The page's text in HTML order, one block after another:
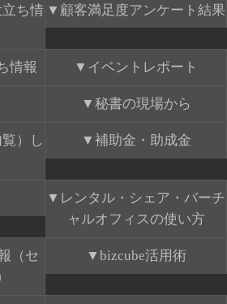
ち情
顧客満足度アンケート結果
情報 イベントレポート
秘書の現場から
）し
補助金・助成金
レンタル・シェア・バーチ
ャルオフィスの使い方
（セ
bizcube活用術